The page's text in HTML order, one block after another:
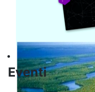
Informatica
Eventi